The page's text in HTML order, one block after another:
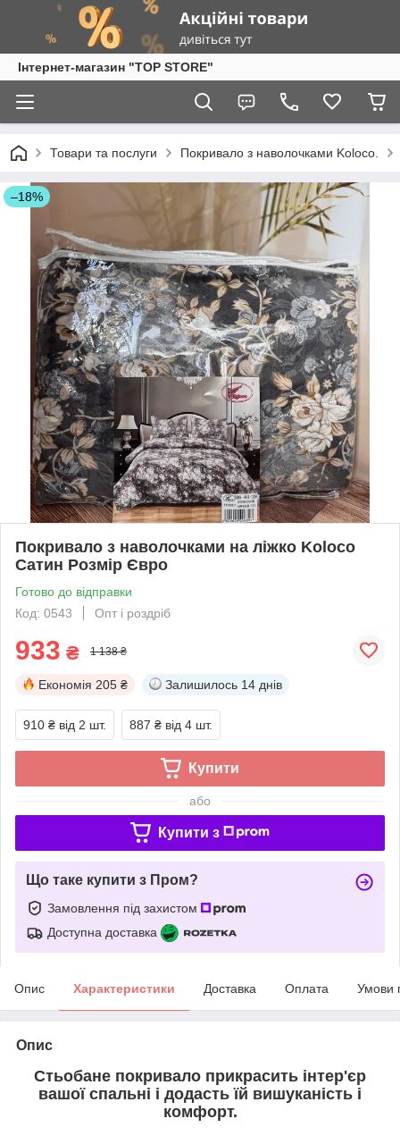
Інтернет-магазин "TOP STORE"
Товари та послуги Покривало з наволочками Koloco.
–18%
Покривало з наволочками на ліжко Koloco
Сатин Розмір Євро
Готово до відправки
Код: 0543
Опт і роздріб
933 ₴ 1 138 ₴
Економія 205 ₴ Залишилось 14 днів
910 ₴ від 2 шт. 887 ₴ від 4 шт.
Купити
або
Купити з
Що таке купити з Пром?
Замовлення під захистом
Доступна доставка
Опис Характеристики Доставка Оплата Умови
Опис
Стьобане покривало прикрасить інтер'єр
вашої спальні і додасть їй вишуканість і
комфорт.